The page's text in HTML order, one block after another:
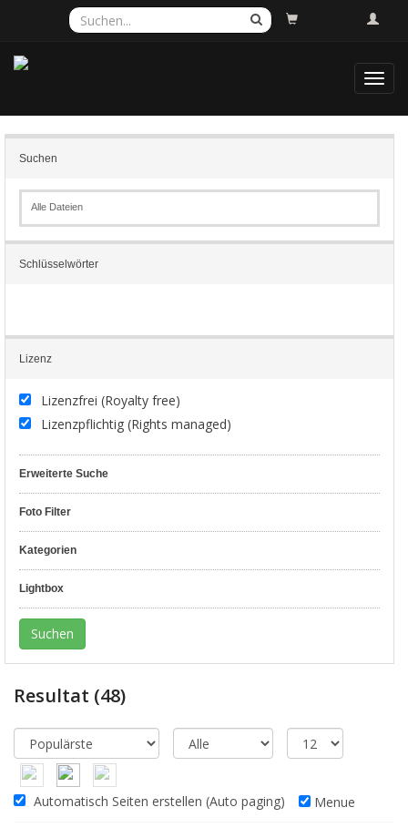
Suchen
Alle Dateien
Schlüsselwörter
Lizenz
Lizenzfrei (Royalty free)
Lizenzpflichtig (Rights managed)
Erweiterte Suche
Foto Filter
Kategorien
Lightbox
Resultat (48)
Automatisch Seiten erstellen (Auto paging) Menue